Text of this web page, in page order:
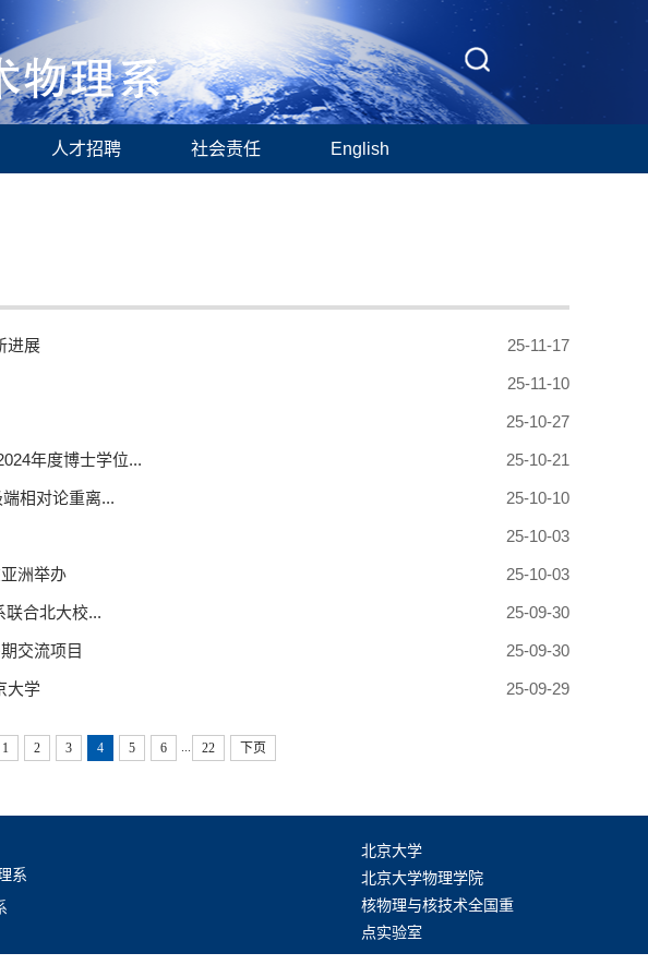
人才招聘 社会责任 English
25-11-17
进展
25-11-10
25-10-27
25-10-21
年度博士学位...
25-10-10
相对论重离...
25-10-03
25-10-03
洲举办
25-09-30
合北大校...
25-09-30
交流项目
25-09-29
大学
1 2 3 4 5 6 22 下页
系
北京大学
北京大学物理学院
核物理与核技术全国重
点实验室